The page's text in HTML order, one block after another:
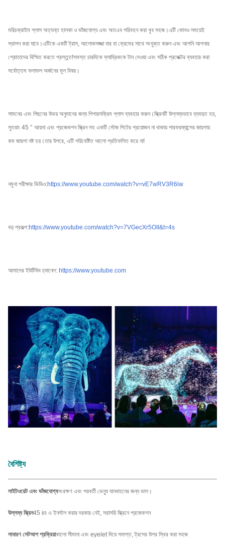
মরিচক্রাইম প্লাস অত্যন্ত হালকা ও ভাঁজযোগ্য এবং অতএব পরিবহন করা খুব সহজ।এটি কোনও সময়েই
স্থাপন করা যাবে।এটিকে একটি ট্রাস, আলোকসজ্জা বার বা ফ্রেমের সাথে সংযুক্ত করুন এবং আপনি আপনার
শ্রোতাদের বিস্মিত করতে প্রস্তুত!সমস্ত চারদিকে ফ্যাব্রিককে টান দেওয়া এবং সঠিক প্রজেক্টর ব্যবহার করা
সর্বোত্তম ফলাফল অর্জনের মূল বিষয়।
সামনের এবং পিছনের উভয় অনুমানের জন্য পিপারসক্রিম প্লাস ব্যবহার করুন।স্ক্রিনটি উল্লম্বভাবে ব্যবহৃত হয়,
সুতরাং 45 ° আয়না এবং প্রজেকশন স্ক্রিন সহ একটি স্টেজ পিটের প্রয়োজন না থাকায় পারফরম্যান্সের জায়গায়
কম জায়গা নষ্ট হয়।তার উপরে, এটি পরিবেষ্টিত আলো প্রতিফলিত করে না!
নমুনা পরীক্ষার ভিডিও:https://www.youtube.com/watch?v=vE7wRV3R6iw
বড় প্রকল্প:https://www.youtube.com/watch?v=7VGecXr5OII&t=4s
আমাদের ইউটিউব চ্যানেল: https://www.youtube.com
বৈশিষ্ট্য
লাইটওয়েট এবং ভাঁজযোগ্যসংরক্ষণ এবং পরবর্তী ভেন্যু যানবাহনের জন্য ভাল।
উল্লম্ব স্ক্রিন45 in এ ইনস্টল করার দরকার নেই, সরাসরি স্ক্রিনে প্রজেকশন
সাধারণ সেটআপ প্রক্রিয়াকালো সীমানা এবং eyelet দিয়ে সমাপ্ত, ট্রসের উপর স্থির করা সহজ